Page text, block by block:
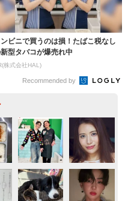
ビニで買うのは損！たばこ税なし
型タバコが爆売れ中
株式会社HAL)
Recommended by